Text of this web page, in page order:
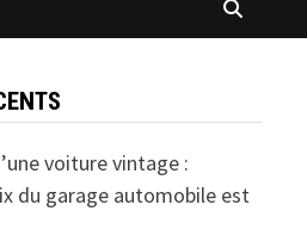
voiture vintage :
du garage automobile est